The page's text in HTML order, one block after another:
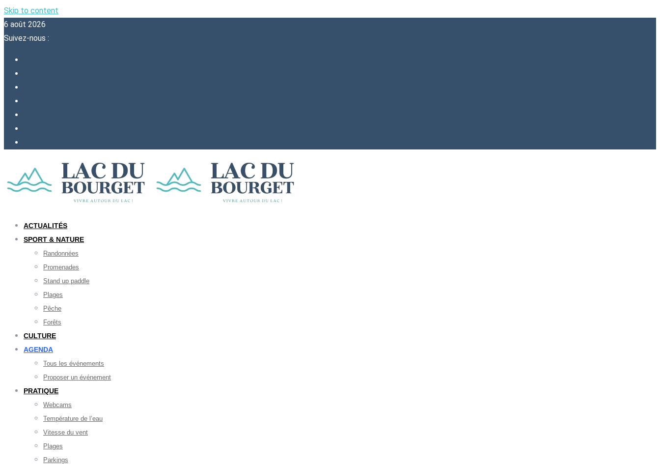
Skip to content
6 août 2026
Suivez-nous :
ACTUALITÉS
SPORT & NATURE
Randonnées
Promenades
Stand up paddle
Plages
Pêche
Forêts
CULTURE
AGENDA
Tous les événements
Proposer un événement
PRATIQUE
Webcams
Température de l’eau
Vitesse du vent
Plages
Parkings